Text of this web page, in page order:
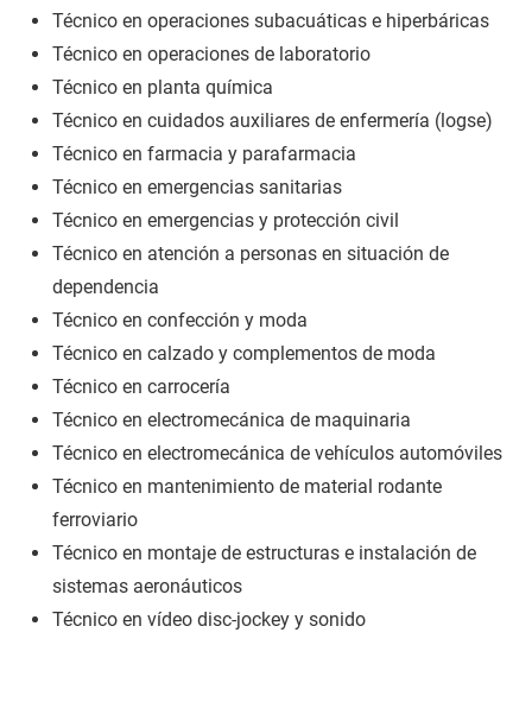
Técnico en operaciones subacuáticas e hiperbáricas
Técnico en operaciones de laboratorio
Técnico en planta química
Técnico en cuidados auxiliares de enfermería (logse)
Técnico en farmacia y parafarmacia
Técnico en emergencias sanitarias
Técnico en emergencias y protección civil
Técnico en atención a personas en situación de
dependencia
Técnico en confección y moda
Técnico en calzado y complementos de moda
Técnico en carrocería
Técnico en electromecánica de maquinaria
Técnico en electromecánica de vehículos automóviles
Técnico en mantenimiento de material rodante
ferroviario
Técnico en montaje de estructuras e instalación de
sistemas aeronáuticos
Técnico en vídeo disc-jockey y sonido